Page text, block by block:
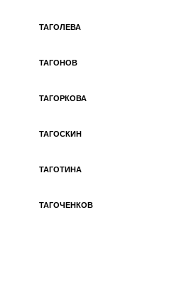
ТАГОЛЕВА
ТАГОНОВ
ТАГОРКОВА
ТАГОСКИН
ТАГОТИНА
ТАГОЧЕНКОВ